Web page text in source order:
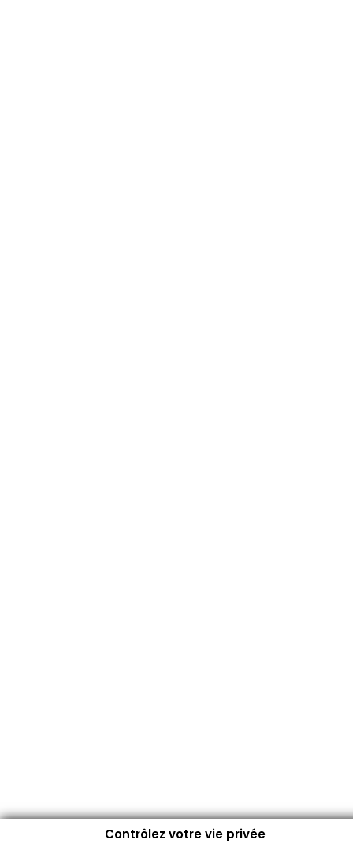
Contrôlez votre vie privée